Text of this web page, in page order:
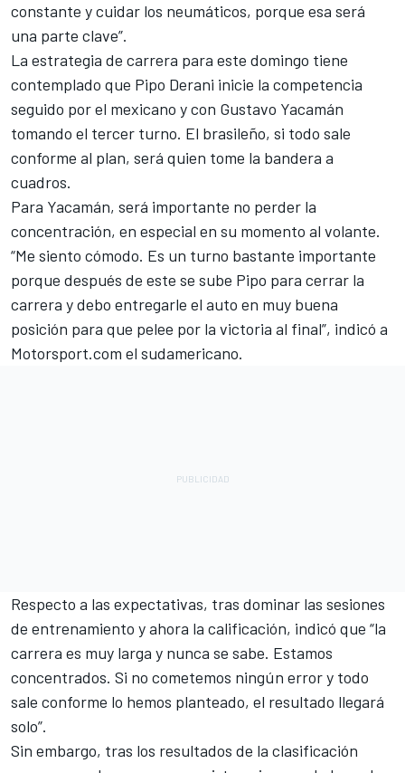
constante y cuidar los neumáticos, porque esa será
una parte clave”.
La estrategia de carrera para este domingo tiene
contemplado que Pipo Derani inicie la competencia
seguido por el mexicano y con Gustavo Yacamán
tomando el tercer turno. El brasileño, si todo sale
conforme al plan, será quien tome la bandera a
cuadros.
Para Yacamán, será importante no perder la
concentración, en especial en su momento al volante.
“Me siento cómodo. Es un turno bastante importante
porque después de este se sube Pipo para cerrar la
carrera y debo entregarle el auto en muy buena
posición para que pelee por la victoria al final”, indicó a
Motorsport.com el sudamericano.
Respecto a las expectativas, tras dominar las sesiones
de entrenamiento y ahora la calificación, indicó que “la
carrera es muy larga y nunca se sabe. Estamos
concentrados. Si no cometemos ningún error y todo
sale conforme lo hemos planteado, el resultado llegará
solo”.
Sin embargo, tras los resultados de la clasificación